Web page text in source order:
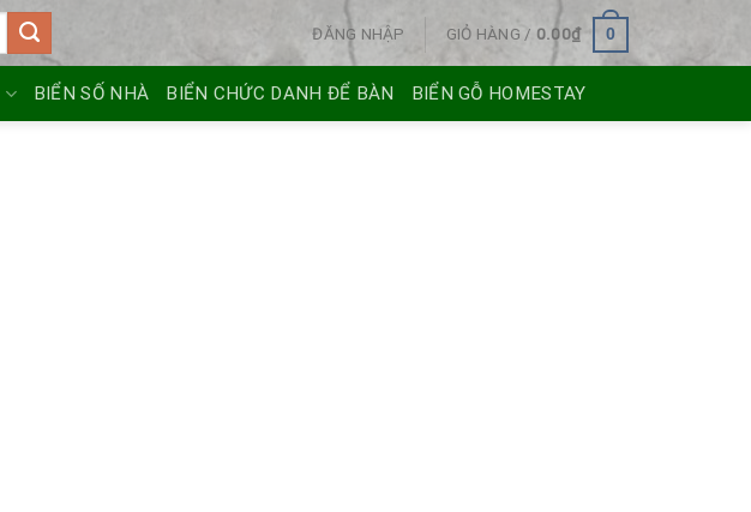
ĐĂNG NHẬP GIỎ HÀNG / 0.00₫ 0
BIỂN SỐ NHÀ BIỂN CHỨC DANH ĐỂ BÀN BIỂN GỖ HOMESTAY